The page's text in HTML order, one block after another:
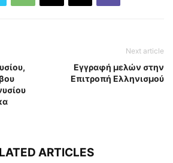
Next article
Εγγραφή μελών στην
Επιτροπή Ελληνισμού
ARTICLES